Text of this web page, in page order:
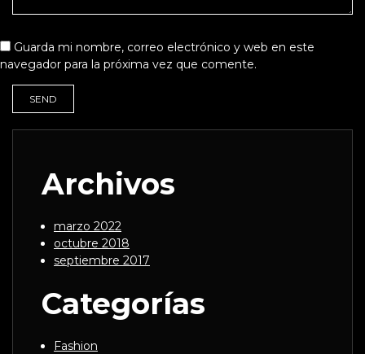
Guarda mi nombre, correo electrónico y web en este
navegador para la próxima vez que comente.
Archivos
marzo 2022
octubre 2018
septiembre 2017
Categorías
Fashion